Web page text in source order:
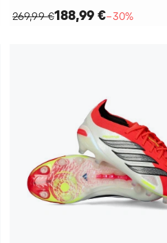
269,99 €188,99 €−30%